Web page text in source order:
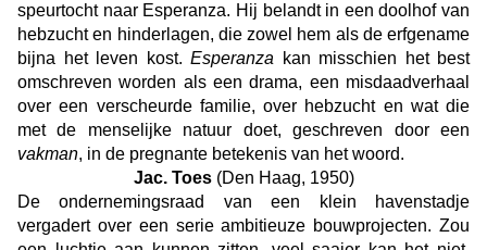
speurtocht naar Esperanza. Hij belandt in een doolhof van
hebzucht en hinderlagen, die zowel hem als de erfgename
bijna het leven kost. Esperanza
kan misschien het best
omschreven worden als een drama, een misdaadverhaal
over een verscheurde familie, over hebzucht en wat die
met de menselijke natuur doet, geschreven door een
vakman, in de pregnante betekenis van het woord.
Jac. Toes (Den Haag, 1950)
De ondernemingsraad van een klein havenstadje
vergadert over een serie ambitieuze bouwprojecten. Zou